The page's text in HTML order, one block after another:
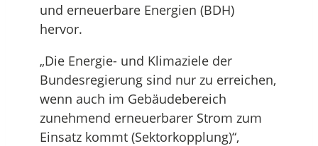
und erneuerbare Energien (BDH)
hervor.
„Die Energie- und Klimaziele der
Bundesregierung sind nur zu erreichen,
wenn auch im Gebäudebereich
zunehmend erneuerbarer Strom zum
Einsatz kommt (Sektorkopplung)“,